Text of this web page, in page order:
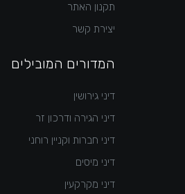
תקנון האתר
יצירת קשר
המדורים המובילים
דיני גירושין
דיני הגירה ודרכון זר
דיני חברות וקניין רוחני
דיני מיסים
דיני מקרקעין